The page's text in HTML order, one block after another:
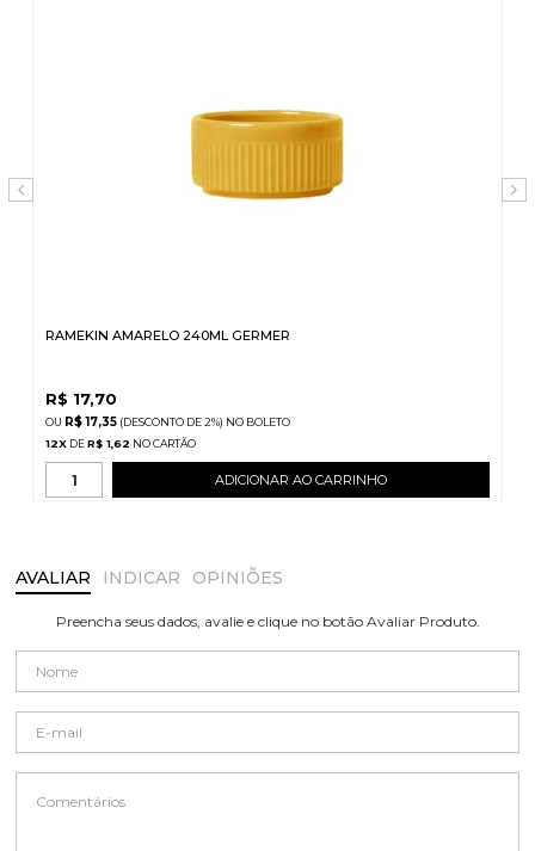
RAMEKIN AMARELO 240ML GERMER
R$ 17,70
R$ 17,35 (DESCONTO DE2%) NO BOLETO
12X DER$ 1,62
ADICIONAR AO CARRINHO
AVALIAR INDICAR OPINIÕES
Preencha seus dados, avalie e clique no botão Avaliar Produto.